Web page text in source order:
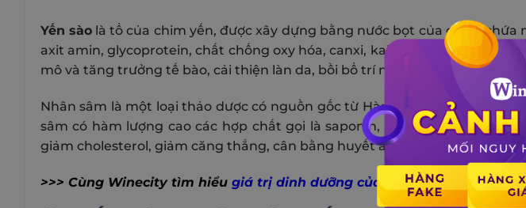
Yến sàolà tổ của chim yến, được xây dựng bằng nước bọt của chim,chứa
axit amin, glycoprotein, chất chống oxy hóa, canxi, kali, sắt, magiê và
mô và tăng trưởng tế bào, cải thiện làn da, bồi bổ trí não, tăng cường hệ
Nhân sâm là một loại thảo dược có nguồn gốc từ Hàn Quốc, được coi là
sâm có hàm lượng cao các hợp chất gọi là saponin, có tác dụng chống
giảm cholesterol, giảm căng thẳng, cân bằng huyết áp và lưu thông máu.
>>> Cùng Winecity tìm hiểu giá trị dinh dưỡng của yến sào